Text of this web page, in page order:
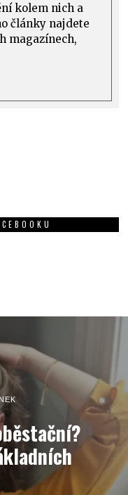
kolem nich a
články najdete
magazínech,